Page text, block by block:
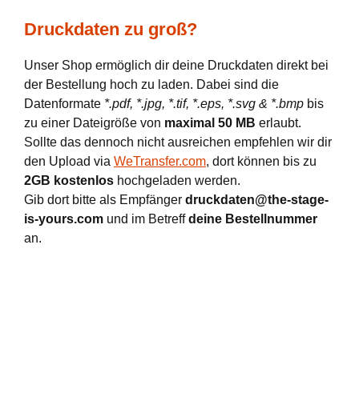
Druckdaten zu groß?
Unser Shop ermöglich dir deine Druckdaten direkt bei
der Bestellung hoch zu laden. Dabei sind die
Datenformate *.pdf, *.jpg, *.tif, *.eps, *.svg & *.bmp bis
zu einer Dateigröße von maximal 50 MB erlaubt.
Sollte das dennoch nicht ausreichen empfehlen wir dir
den Upload via WeTransfer.com, dort können bis zu
2GB kostenlos hochgeladen werden.
Gib dort bitte als Empfänger druckdaten@the-stage-
is-yours.com und im Betreffdeine Bestellnummer
an.